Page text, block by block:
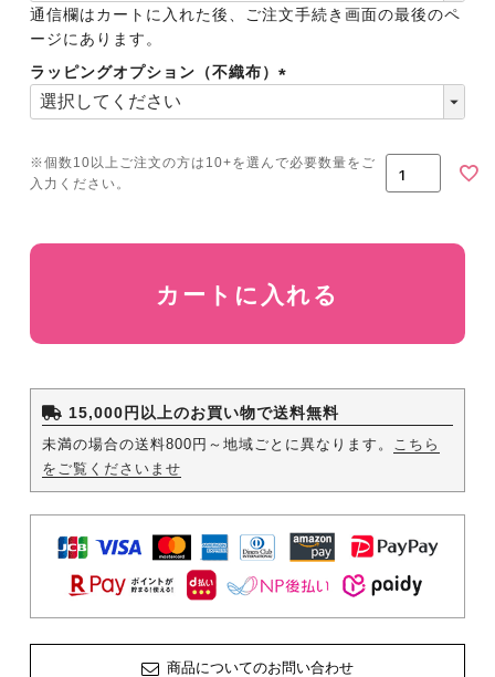
須)
通信欄はカートに入れた後、ご注文手続き画面の最後のペ
ージにあります。
ラッピングオプション（不織布）
カートに入れる
15,000円以上のお買い物で送料無料
未満の場合の送料800円～地域ごとに異なります。 こちら
をご覧くださいませ
商品についてのお問い合わせ